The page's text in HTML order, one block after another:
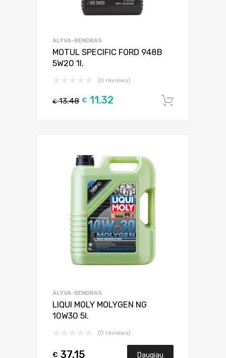
ALYVA-BENDRAS
MOTUL SPECIFIC FORD 948B
5W20 1l.
(0 reviews)
€13.48 € 11.32
ALYVA-BENDRAS
LIQUI MOLY MOLYGEN NG
10W30 5l.
(0 reviews)
€ 37.15 Daugiau